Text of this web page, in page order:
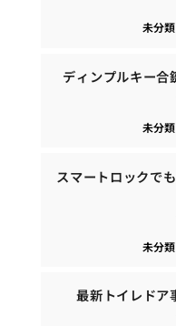
未分類
ディンプルキー合
未分類
スマートロックで
未分類
最新トイレドア